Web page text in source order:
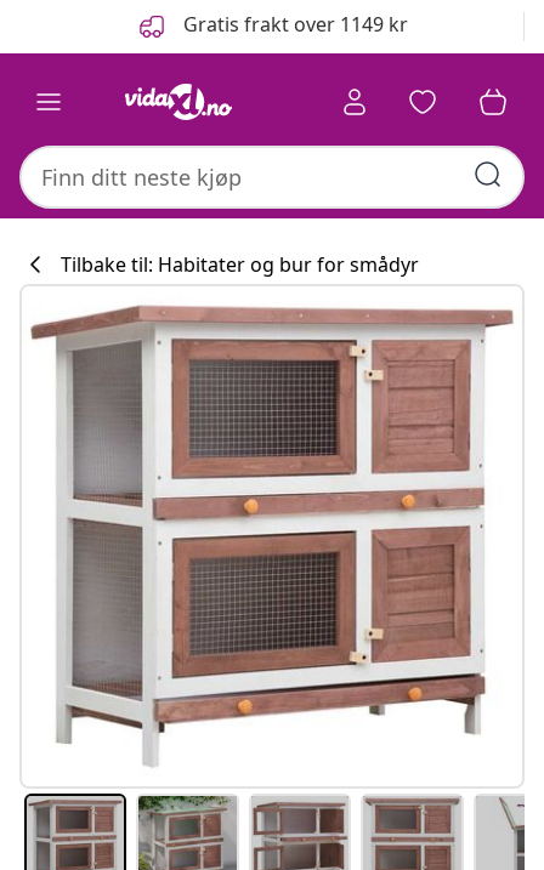
Gratis frakt over 1149 kr
Tilbake til: Habitater og bur for smådyr